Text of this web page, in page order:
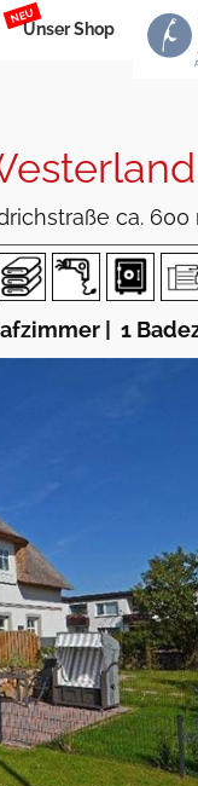
Unser Shop
NEU
ca. 600
1